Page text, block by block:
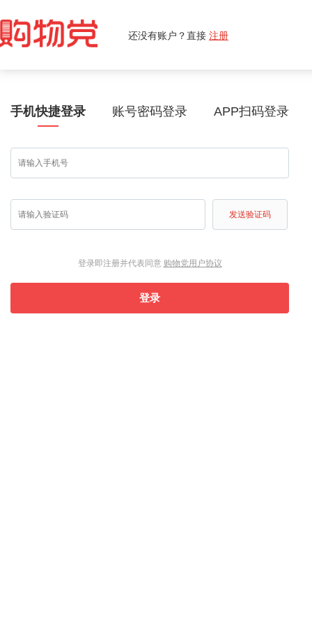
还没有账户？直接 注册
手机快捷登录 账号密码登录 APP扫码登录
发送验证码
登录即注册并代表同意 购物党用户协议
登录